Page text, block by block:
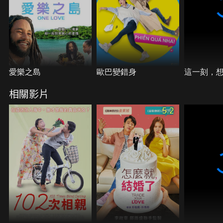
愛樂之島 歐巴變錯身 這一刻，
相關影片
5.2